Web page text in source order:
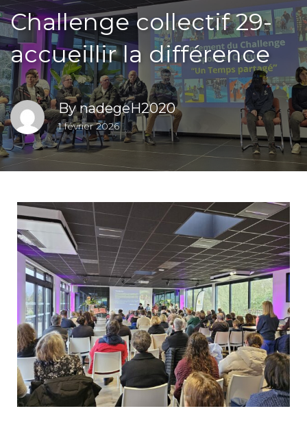
Challenge collectif 29-
accueillir la différence
BynadegeH2020
1 février 2026